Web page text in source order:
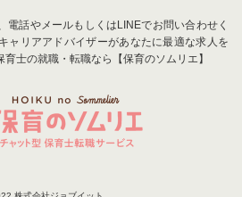
電話やメールもしくはLINEでお問い合わせく
ャリアアドバイザーがあなたに最適な求人を
士の就職・転職なら【保育のソムリエ】